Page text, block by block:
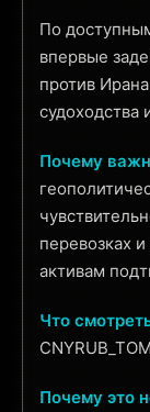
По
впервые
против
судоходства
Почему
перевозках
активам
Что
Почему это